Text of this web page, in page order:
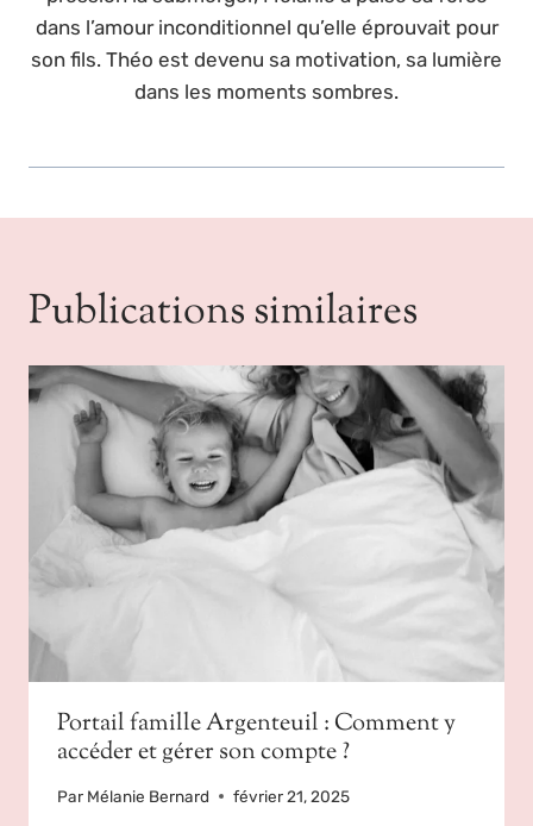
dans l’amour inconditionnel qu’elle éprouvait pour
son fils. Théo est devenu sa motivation, sa lumière
dans les moments sombres.
Publications similaires
Portail famille Argenteuil : Comment y
accéder et gérer son compte ?
Par Mélanie Bernard février 21, 2025